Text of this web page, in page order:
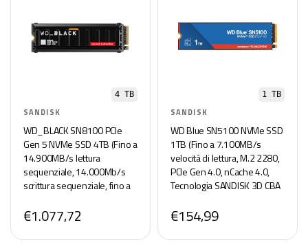
4 TB
SANDISK
WD_BLACK SN8100 PCIe
Gen 5 NVMe SSD 4TB (Fino a
14.900MB/s lettura
sequenziale, 14.000Mb/s
scrittura sequenziale, fino a
dissaptore di calore, TLC 3D
CBA NAND) POWERED BY
SANDISK
€1.077,72
1 TB
SANDISK
WD Blue SN5100 NVMe SSD
1TB (Fino a 7.100MB/s
velocità di lettura, M.2 2280,
PCIe Gen 4.0, nCache 4.0,
Tecnologia SANDISK 3D CBA
clonazione e migrazione)
POWERED BY SANDISK
€154,99